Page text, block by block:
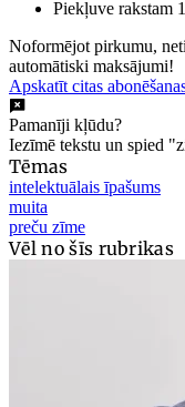
Piekļuve rakstam
Noformējot pirkumu,
automātiski maksājumi!
Apskatīt citas
Pamanīji kļūdu?
Iezīmē tekstu un spied
Tēmas
intelektuālais īpašums
muita
preču zīme
Vēl no šīs rubrikas